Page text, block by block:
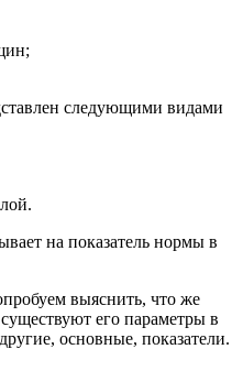
следующими видами
на показатель нормы в
выяснить, что же
его параметры в
основные, показатели.